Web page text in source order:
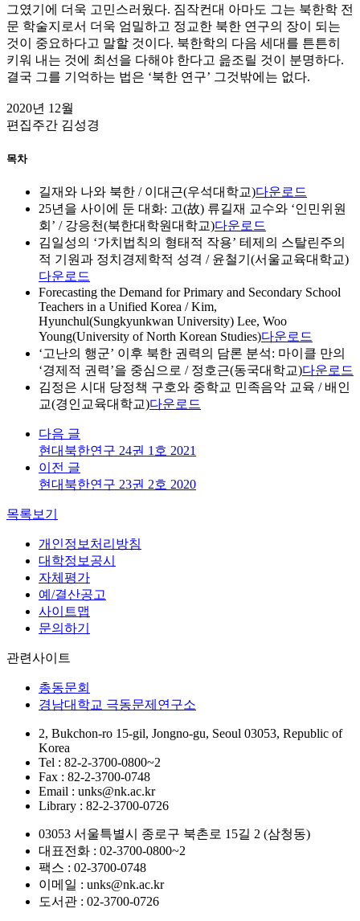
그였기에 더욱 고민스러웠다. 짐작컨대 아마도 그는 북한학 전
문 학술지로서 더욱 엄밀하고 정교한 북한 연구의 장이 되는
것이 중요하다고 말할 것이다. 북한학의 다음 세대를 튼튼히
키워 내는 것에 최선을 다해야 한다고 읊조릴 것이 분명하다.
결국 그를 기억하는 법은 ‘북한 연구’ 그것밖에는 없다.
2020년 12월
편집주간 김성경
목차
길재와 나와 북한 / 이대근(우석대학교)다운로드
25년을 사이에 둔 대화: 고(故) 류길재 교수와 ‘인민위원
회’ / 강응천(북한대학원대학교)다운로드
김일성의 ‘가치법칙의 형태적 작용’ 테제의 스탈린주의
적 기원과 정치경제학적 성격 / 윤철기(서울교육대학교)
다운로드
Forecasting the Demand for Primary and Secondary School
Teachers in a Unified Korea / Kim,
Hyunchul(Sungkyunkwan University) Lee, Woo
Young(University of North Korean Studies)다운로드
‘고난의 행군’ 이후 북한 권력의 담론 분석: 마이클 만의
‘경제적 권력’을 중심으로 / 정호근(동국대학교)다운로드
김정은 시대 당정책 구호와 중학교 민족음악 교육 / 배인
교(경인교육대학교)다운로드
다음 글
현대북한연구 24권 1호 2021
이전 글
현대북한연구 23권 2호 2020
목록보기
개인정보처리방침
대학정보공시
자체평가
예/결산공고
사이트맵
문의하기
관련사이트
총동문회
경남대학교 극동문제연구소
2, Bukchon-ro 15-gil, Jongno-gu, Seoul 03053, Republic of
Korea
Tel : 82-2-3700-0800~2
Fax : 82-2-3700-0748
Email : unks@nk.ac.kr
Library : 82-2-3700-0726
03053 서울특별시 종로구 북촌로 15길 2 (삼청동)
대표전화 : 02-3700-0800~2
팩스 : 02-3700-0748
이메일 : unks@nk.ac.kr
도서관 : 02-3700-0726